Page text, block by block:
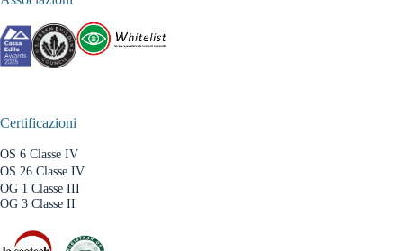
Certificazioni
OS 6 Classe IV
OS 26 Classe IV
OG 1 Classe III
OG 3 Classe II